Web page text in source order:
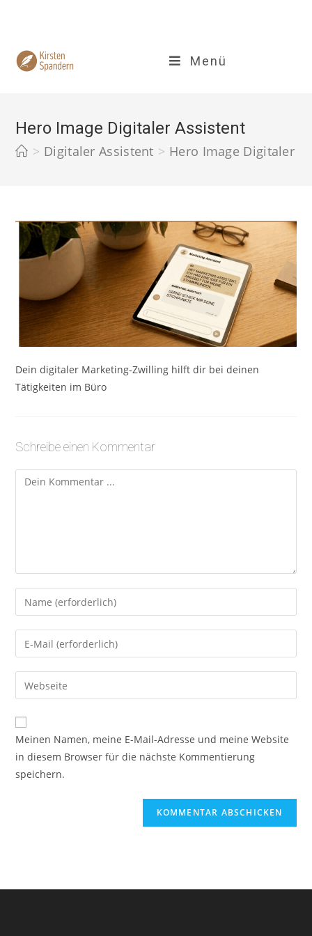
Menü
Hero Image Digitaler Assistent
> Digitaler Assistent > Hero Image Digitaler
Dein digitaler Marketing-Zwilling hilft dir bei deinen
Tätigkeiten im Büro
Schreibe einen Kommentar
Kommentieren
Gib
deinen
Namen
oder
zum
Kommentieren
ein
Gib
deine
E-
Mail-
zum
Kommentieren
ein
Gib
deine
Website-
URL
Meinen Namen, meine E-Mail-Adresse und meine Website
in diesem Browser für die nächste Kommentierung
speichern.